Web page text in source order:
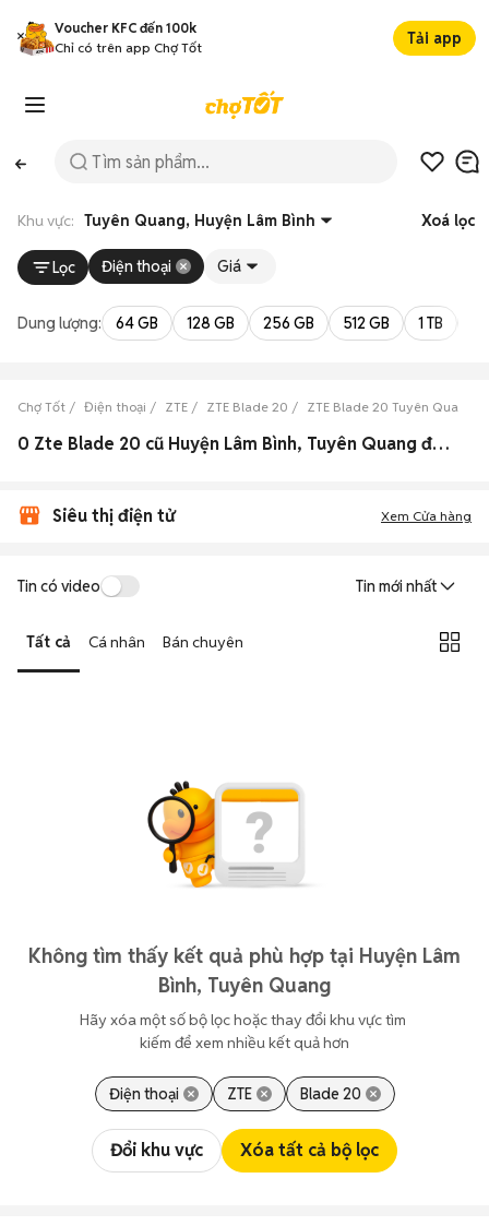
Voucher KFC đến 100k
Chỉ có trên app Chợ Tốt
Tải app
Khu vực: Tuyên Quang, Huyện Lâm Bình Xoá lọc
Lọc Điện thoại Giá
Dung lượng: 64 GB 128 GB 256 GB 512 GB 1 TB
Chợ Tốt Điện thoại ZTE ZTE Blade 20 ZTE Blade 20 Tuyên Quang
0 Zte Blade 20 cũ Huyện Lâm Bình, Tuyên Quang đẹp
Siêu thị điện tử Xem Cửa hàng
Tin có video Tin mới nhất
Tất cả Cá nhân Bán chuyên
Không tìm thấy kết quả phù hợp tại Huyện Lâm
Bình, Tuyên Quang
Hãy xóa một số bộ lọc hoặc thay đổi khu vực tìm
kiếm để xem nhiều kết quả hơn
Điện thoại ZTE Blade 20
Đổi khu vực Xóa tất cả bộ lọc